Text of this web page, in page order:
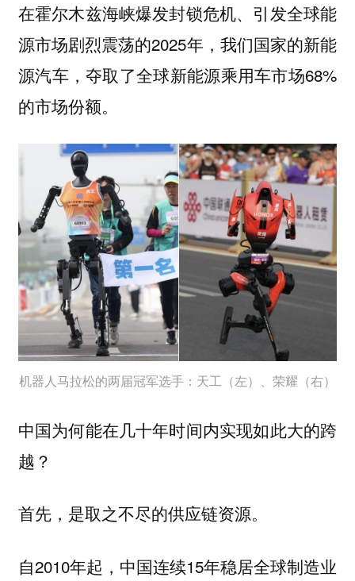
在霍尔木兹海峡爆发封锁危机、引发全球能
源市场剧烈震荡的2025年，我们国家的新能
源汽车，夺取了全球新能源乘用车市场68%
的市场份额。
机器人马拉松的两届冠军选手：天工（左）、荣耀（右）
中国为何能在几十年时间内实现如此大的跨
越？
首先，是取之不尽的供应链资源。
自2010年起，中国连续15年稳居全球制造业